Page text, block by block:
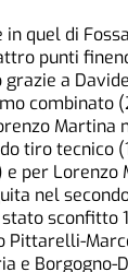
quel di
punti
a
combinato
tiro tecnico
e per
nel
sconfitto
Pittarelli-
e